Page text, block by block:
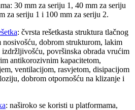
30 mm za seriju 1, 40 mm za seriju
za seriju 1 i 100 mm za seriju 2.
: čvrsta rešetkasta struktura tlačnog
dobrom strukturom, lakim
površinska obrada vrućim
antikorozivnim kapacitetom,
ventilacijom, rasvjetom, disipacijom
dobrom otpornošću na klizanje i
: naširoko se koristi u platformama,